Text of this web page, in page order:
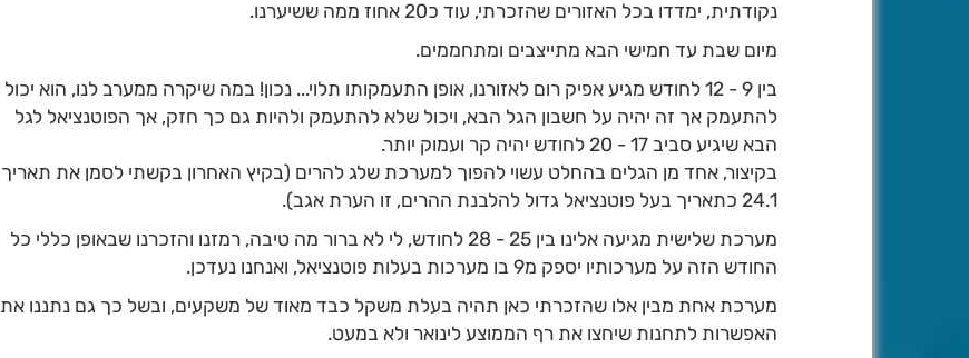
נקודתית, ימדדו בכל האזורים שהזכרתי, עוד כ20 אחוז ממה ששיערנו.
מיום שבת עד חמישי הבא מתייצבים ומתחממים.
בין 9 - 12 לחודש מגיע אפיק רום לאזורנו, אופן התעמקותו תלוי... נכון! במה שיקרה ממערב לנו, הוא יכול
להתעמק אך זה יהיה על חשבון הגל הבא, ויכול שלא להתעמק ולהיות גם כך חזק, אך הפוטנציאל לגל
הבא שיגיע סביב 17 - 20 לחודש יהיה קר ועמוק יותר.
בקיצור, אחד מן הגלים בהחלט עשוי להפוך למערכת שלג להרים (בקיץ האחרון בקשתי לסמן את תאריך
24.1 כתאריך בעל פוטנציאל גדול להלבנת ההרים, זו הערת אגב).
מערכת שלישית מגיעה אלינו בין 25 - 28 לחודש, לי לא ברור מה טיבה, רמזנו והזכרנו שבאופן כללי כל
החודש הזה על מערכותיו יספק מ9 בו מערכות בעלות פוטנציאל, ואנחנו נעדכן.
מערכת אחת מבין אלו שהזכרתי כאן תהיה בעלת משקל כבד מאוד של משקעים, ובשל כך גם נתננו את
האפשרות לתחנות שיחצו את רף הממוצע לינואר ולא במעט.